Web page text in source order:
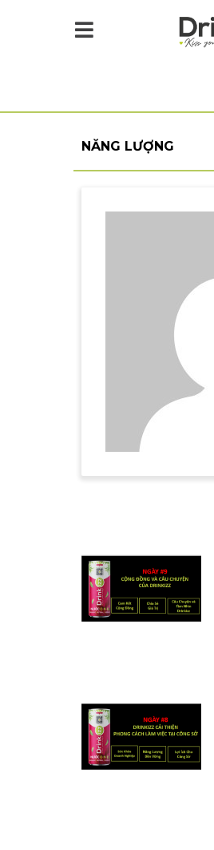
NĂNG LƯỢNG